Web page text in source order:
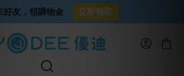
好友，領購物金 立即領取